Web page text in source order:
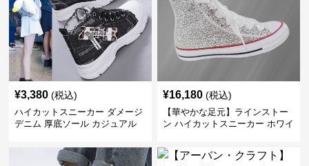
¥3,380 (税込)
ハイカットスニーカー ダメージ
デニム 厚底ソール カジュアル
かわいい 学校 日常使い 履きや
¥16,180 (税込)
【華やかな足元】ラインストー
ン ハイカットスニーカー ホワイ
ボン